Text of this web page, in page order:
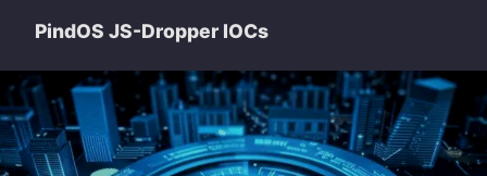
PindOS JS-Dropper IOCs